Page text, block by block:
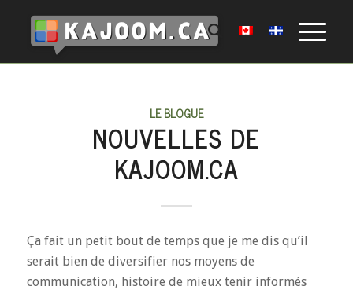
LE BLOGUE
NOUVELLES DE
KAJOOM.CA
Ça fait un petit bout de temps que je me dis qu’il
serait bien de diversifier nos moyens de
communication, histoire de mieux tenir informés